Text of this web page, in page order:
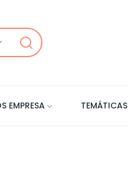
EMPRESA TEMÁTICAS